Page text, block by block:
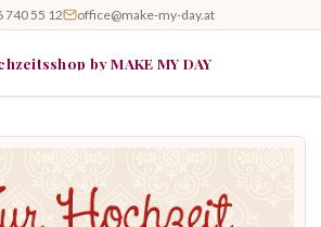
740 55 12 office@make-my-day.at
by MAKE MY DAY